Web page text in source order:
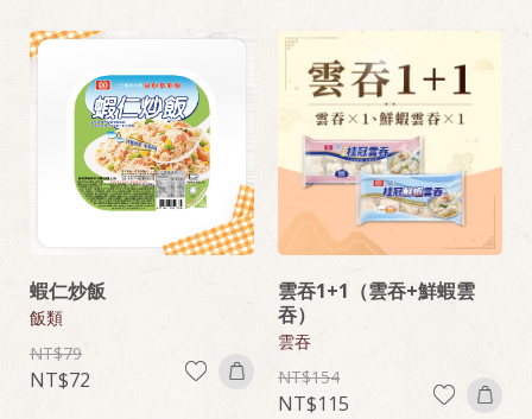
蝦仁炒飯
飯類
79
72
雲吞1+1（雲吞+鮮蝦雲
吞）
雲吞
154
115